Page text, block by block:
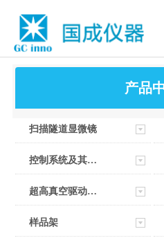
产品
扫描隧道显微镜
控制系统及其软件
超高真空驱动器部件
样品架